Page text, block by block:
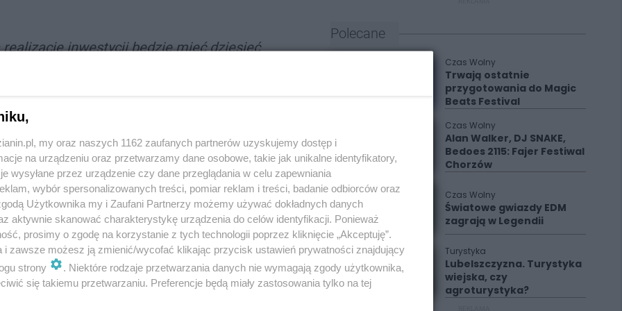
realizację inwestycji będzie mieć dziesięć
planujemy na początku lipca
Halemba. Inwestycja zostanie zrealizowana w
170 metrów (formalnie jest to część ul. Nowy
łączy się przez ul. 1 Maja. W tym rejonie brak jest
sodowe na słupach betonowych. Przy wschodnim
obu ulic wymieniona zostanie
Polecane
Czas Wolny
Trwają ostatnie
przygotowania do Magic
Beats Festival
Czas Wolny
Alan Walker, DJ SNAKE,
Bedoes 2115: Fajer Festiwal
Chorzów
Czas Wolny
Światowe gwiazdy EDM
zagrają w Legendii
Turystyka
Lubelszczyzna. Turystyka
wiejska, czy
agroturystyka?
my oraz naszych 1162 zaufanych partnerów uzyskujemy dostęp i
na urządzeniu oraz przetwarzamy dane osobowe, takie jak unikalne identyfikatory,
wysyłane przez urządzenie czy dane przeglądania w celu zapewniania
wybór spersonalizowanych treści, pomiar reklam i treści, badanie odbiorców oraz
Użytkownika my i Zaufani Partnerzy możemy używać dokładnych danych
aktywnie skanować charakterystykę urządzenia do celów identyfikacji. Ponieważ
prosimy o zgodę na korzystanie z tych technologii poprzez kliknięcie „Akceptuję”.
i zawsze możesz ją zmienić/wycofać klikając przycisk ustawień prywatności znajdujący
strony
. Niektóre rodzaje przetwarzania danych nie wymagają zgody użytkownika,
się takiemu przetwarzaniu. Preferencje będą miały zastosowania tylko na tej